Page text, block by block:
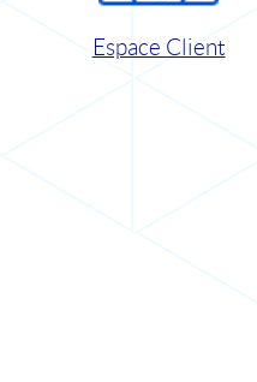
Espace Client